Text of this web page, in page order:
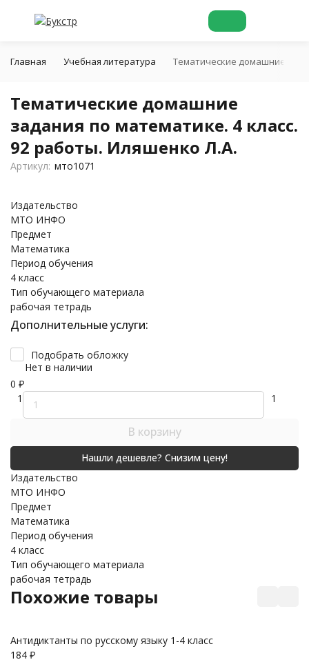
Главная Учебная литература Тематические домашние
Тематические домашние
задания по математике. 4 класс.
92 работы. Иляшенко Л.А.
Артикул: мто1071
Издательство
МТО ИНФО
Предмет
Математика
Период обучения
4 класс
Тип обучающего материала
рабочая тетрадь
Дополнительные услуги:
Подобрать обложку
Нет в наличии
0 ₽
1
1
В корзину
Издательство
МТО ИНФО
Предмет
Математика
Период обучения
4 класс
Тип обучающего материала
рабочая тетрадь
Похожие товары
Антидиктанты по русскому языку 1-4 класс
184 ₽